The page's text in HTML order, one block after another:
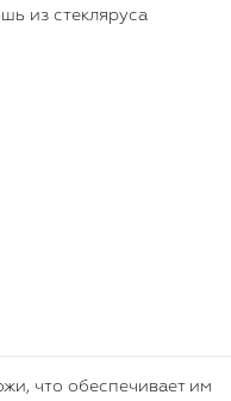
из стекляруса
что обеспечивает им